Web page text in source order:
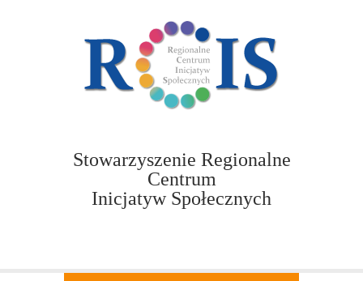
Stowarzyszenie Regionalne
Centrum
Inicjatyw Społecznych